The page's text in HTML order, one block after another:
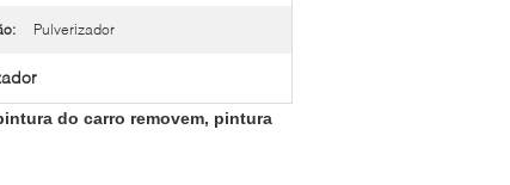
Pulverizador
do carro removem, pintura